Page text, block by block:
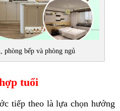
phòng bếp và phòng ngủ
tuổi
tiếp theo là lựa chọn hướng